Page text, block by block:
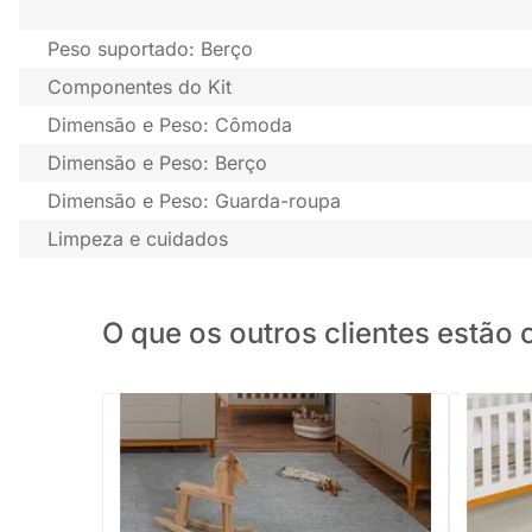
Peso suportado: Berço
Componentes do Kit
Dimensão e Peso: Cômoda
Dimensão e Peso: Berço
Dimensão e Peso: Guarda-roupa
Limpeza e cuidados
O que os outros clientes estão
Kit Quarto Infantil com Pés Square Mel -
Cômoda Elfe 4 Gavetas e 1 Porta +
Guarda-Roupa Elfe + Berço Mini Cama
Noah - Areia e Savana
Kit
Noah -